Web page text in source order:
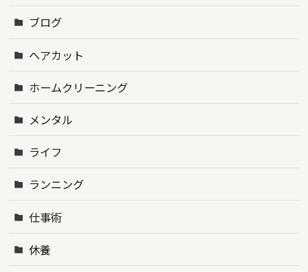
ブログ
ヘアカット
ホームクリーニング
メンタル
ライフ
ランニング
仕事術
休養